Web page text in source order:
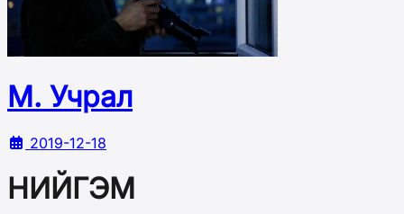
М. Учрал
2019-12-18
НИЙГЭМ